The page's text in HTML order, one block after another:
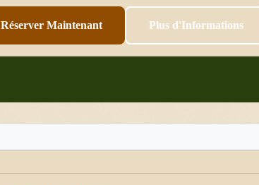
Réserver Maintenant Plus d'Informations